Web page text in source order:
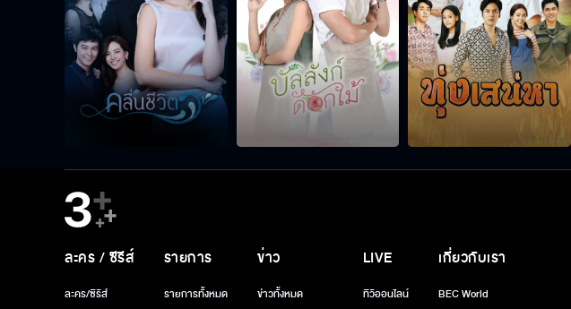
ละคร / ซีรีส์
ละคร/ซีรีส์
รายการ
รายการทั้งหมด
ข่าว
ข่าวทั้งหมด
LIVE
ทีวีออนไลน์
เกี่ยวกับเรา
BEC World